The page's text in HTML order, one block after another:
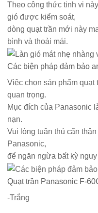
Theo công thức tinh vi
gió được kiểm soát,
dòng quạt trần mới này
bình và thoải mái.
Các biện pháp đảm bảo
Việc chọn sản phẩm quạt
quan trọng.
Mục đích của Panasonic
nạn.
Vui lòng tuân thủ cẩn
Panasonic,
để ngăn ngừa bất kỳ
Quạt trần Panasonic F-
-Trắng